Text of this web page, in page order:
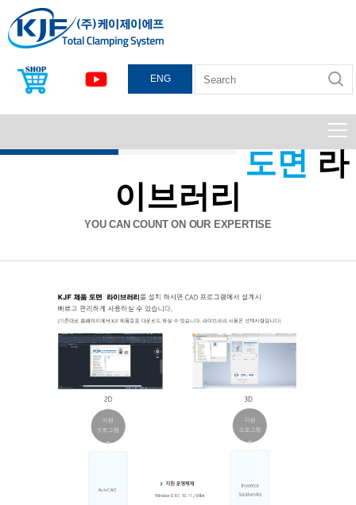
ENG
토글클램프 유압클램프
로터리조인트 워크써포트
도면 라
이브러리
YOU CAN COUNT ON OUR EXPERTISE